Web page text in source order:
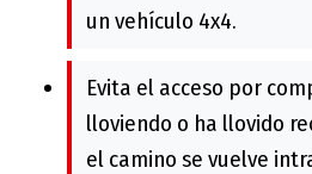
un vehículo 4x4.
Evita el acceso por
lloviendo o ha llovido
el camino se vuelve